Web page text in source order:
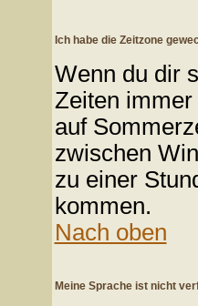
Ich habe die Zeitzone
Wenn du dir
Zeiten
auf
zwischen
zu einer
kommen.
Nach oben
Meine Sprache ist nicht